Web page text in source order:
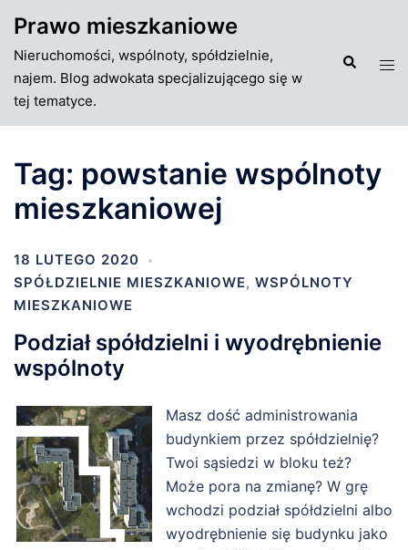
do
treści
Prawo mieszkaniowe
Nieruchomości, wspólnoty, spółdzielnie,
najem. Blog adwokata specjalizującego się w
tej tematyce.
Szukaj
Tag: powstanie wspólnoty
mieszkaniowej
18 LUTEGO 2020
SPÓŁDZIELNIE MIESZKANIOWE, WSPÓLNOTY
MIESZKANIOWE
Podział spółdzielni i wyodrębnienie
wspólnoty
Masz dość administrowania
budynkiem przez spółdzielnię?
Twoi sąsiedzi w bloku też?
Może pora na zmianę? W grę
wchodzi podział spółdzielni albo
wyodrębnienie się budynku jako